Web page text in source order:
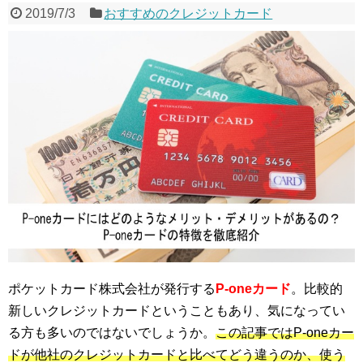
2019/7/3 おすすめのクレジットカード
ポケットカード株式会社が発行する P-oneカード。比較的
新しいクレジットカードということもあり、気になってい
る方も多いのではないでしょうか。 この記事ではP-oneカー
ドが他社のクレジットカードと比べてどう違うのか、使う